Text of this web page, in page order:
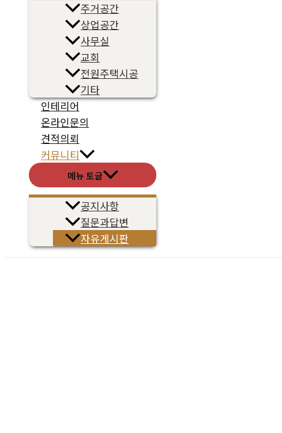
주거공간
상업공간
사무실
교회
전원주택시공
기타
인테리어
온라인문의
견적의뢰
커뮤니티
메뉴 토글
공지사항
질문과답변
자유게시판